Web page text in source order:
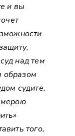
и вы
над тем
образом
судите,
мерою
того,